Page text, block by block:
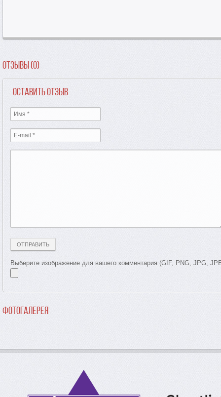
Отзывы (0)
Оставить отзыв
Выберите изображение для вашего комментария (GIF, PNG, JPG,
Фотогалерея